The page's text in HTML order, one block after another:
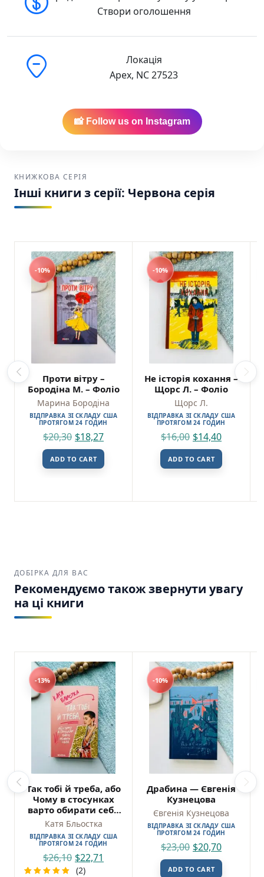
собі творить для себе» (Йоганн Вольфганг
все гортай, перечитуй пильно» (Павло
Русин із Кросна, XVI століття). Оповідка про
Для кого ця книга
обрати читачам, яким близькі теми цієї
книги і які шукають українське видання для
змістовного читання.
Найкраща ціна:Ми забезпечуємо
найнижчу вартість на українські книги в
Америці.
Зручна доставка:
Ваше замовлення буде
надійно упаковане та відправлене через
USPS, UPS або FedEx по США та Канаді.
Лицар Тризуб. Оповідка про житіє та діяння
SKU: 9786178550325 (978-617-8550-32-5)
Створи оголошення
Локація
Apex, NC 27523
📸 Follow us on Instagram
КНИЖКОВА СЕРІЯ
Інші книги з серії: Червона серія
-10%
Проти вітру –
Бородіна М. – Фоліо
Марина Бородіна
ВІДПРАВКА ЗІ СКЛАДУ США
ПРОТЯГОМ 24 ГОДИН
$20,30 $18,27
ADD TO CART
-10%
Не історія кохання –
Щорс Л. – Фоліо
Щорс Л.
ВІДПРАВКА ЗІ СКЛАДУ США
ПРОТЯГОМ 24 ГОДИН
$16,00 $14,40
ADD TO CART
ДОБІРКА ДЛЯ ВАС
Рекомендуємо також звернути увагу
на ці книги
-13%
Так тобі й треба, або
Чому в стосунках
варто обирати себе
— Катя Бльостка
Катя Бльостка
ВІДПРАВКА ЗІ СКЛАДУ США
ПРОТЯГОМ 24 ГОДИН
$26,10 $22,71
(2)
-10%
Драбина — Євгенія
Кузнецова
Євгенія Кузнецова
ВІДПРАВКА ЗІ СКЛАДУ США
ПРОТЯГОМ 24 ГОДИН
$23,00 $20,70
ADD TO CART